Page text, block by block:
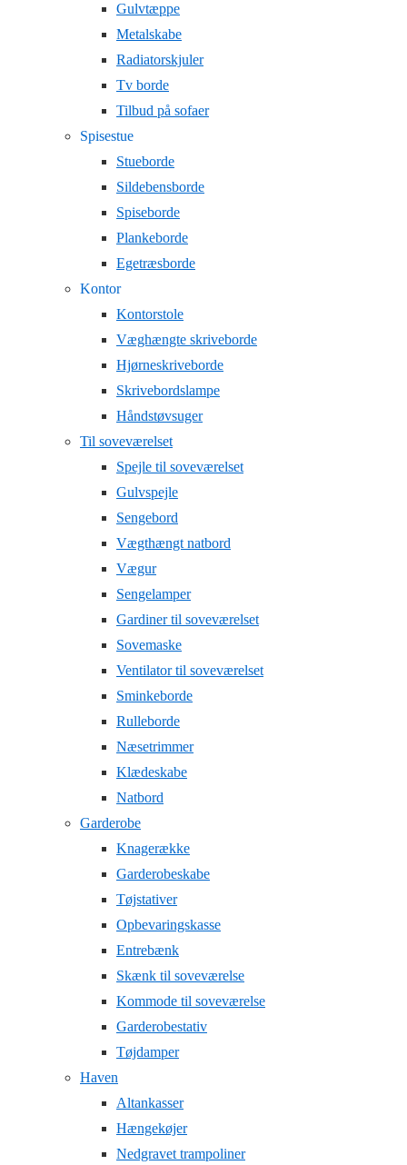
Gulvtæppe
Metalskabe
Radiatorskjuler
Tv borde
Tilbud på sofaer
Spisestue
Stueborde
Sildebensborde
Spiseborde
Plankeborde
Egetræsborde
Kontor
Kontorstole
Væghængte skriveborde
Hjørneskriveborde
Skrivebordslampe
Håndstøvsuger
Til soveværelset
Spejle til soveværelset
Gulvspejle
Sengebord
Vægthængt natbord
Vægur
Sengelamper
Gardiner til soveværelset
Sovemaske
Ventilator til soveværelset
Sminkeborde
Rulleborde
Næsetrimmer
Klædeskabe
Natbord
Garderobe
Knagerække
Garderobeskabe
Tøjstativer
Opbevaringskasse
Entrebænk
Skænk til soveværelse
Kommode til soveværelse
Garderobestativ
Tøjdamper
Haven
Altankasser
Hængekøjer
Nedgravet trampoliner